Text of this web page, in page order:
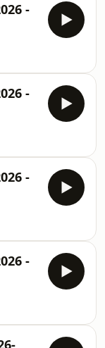
-
-
-
-